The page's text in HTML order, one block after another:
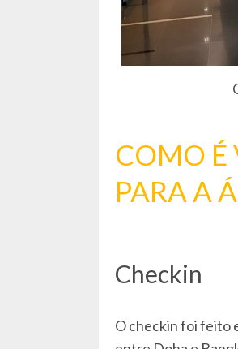
COMO É
PARA A
Checkin
O checkin foi feito